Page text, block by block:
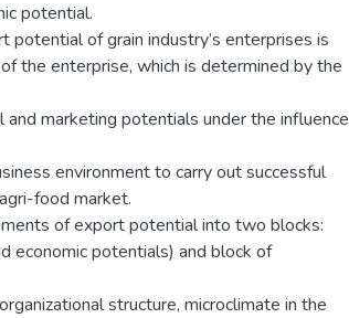
potential.
of grain industry’s enterprises is
the enterprise, which is determined by the
and marketing potentials under the influence
environment to carry out successful
food market.
of export potential into two blocks:
economic potentials) and block of
structure, microclimate in the